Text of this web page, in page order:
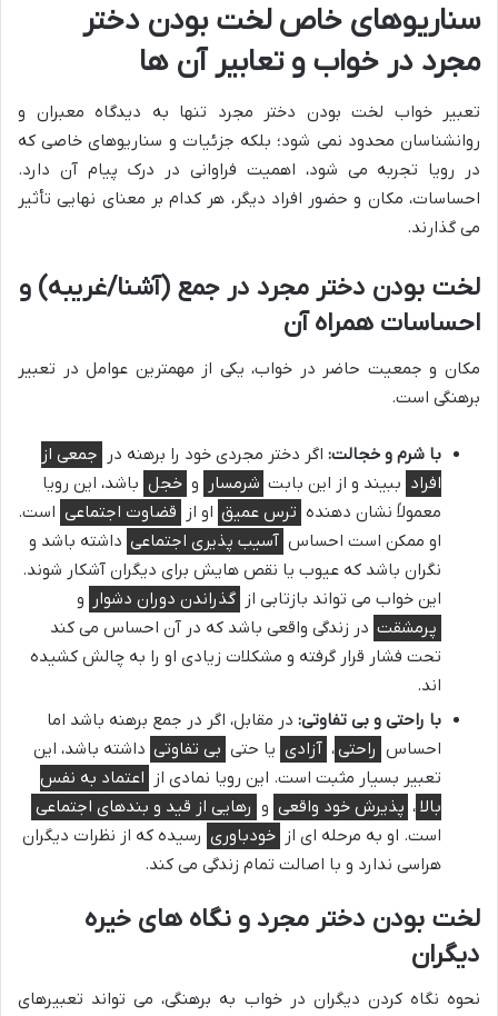
سناریوهای خاص لخت بودن دختر
مجرد در خواب و تعابیر آن ها
تعبیر خواب لخت بودن دختر مجرد تنها به دیدگاه معبران و
روانشناسان محدود نمی شود؛ بلکه جزئیات و سناریوهای خاصی که
در رویا تجربه می شود، اهمیت فراوانی در درک پیام آن دارد.
احساسات، مکان و حضور افراد دیگر، هر کدام بر معنای نهایی تأثیر
می گذارند.
لخت بودن دختر مجرد در جمع (آشنا/غریبه) و
احساسات همراه آن
مکان و جمعیت حاضر در خواب، یکی از مهمترین عوامل در تعبیر
برهنگی است.
با شرم و خجالت: اگر دختر مجردی خود را برهنه در جمعی از
افراد ببیند و از این بابت شرمسار و خجل باشد، این رویا
معمولاً نشان دهنده ترس عمیق او از قضاوت اجتماعی است.
او ممکن است احساس آسیب پذیری اجتماعی داشته باشد و
نگران باشد که عیوب یا نقص هایش برای دیگران آشکار شوند.
این خواب می تواند بازتابی از گذراندن دوران دشوار و
پرمشقت در زندگی واقعی باشد که در آن احساس می کند
تحت فشار قرار گرفته و مشکلات زیادی او را به چالش کشیده
اند.
با راحتی و بی تفاوتی: در مقابل، اگر در جمع برهنه باشد اما
احساس راحتی، آزادی یا حتی بی تفاوتی داشته باشد، این
تعبیر بسیار مثبت است. این رویا نمادی از اعتماد به نفس
بالا ، پذیرش خود واقعی و رهایی از قید و بندهای اجتماعی
است. او به مرحله ای از خودباوری رسیده که از نظرات دیگران
هراسی ندارد و با اصالت تمام زندگی می کند.
لخت بودن دختر مجرد و نگاه های خیره
دیگران
نحوه نگاه کردن دیگران در خواب به برهنگی، می تواند تعبیرهای